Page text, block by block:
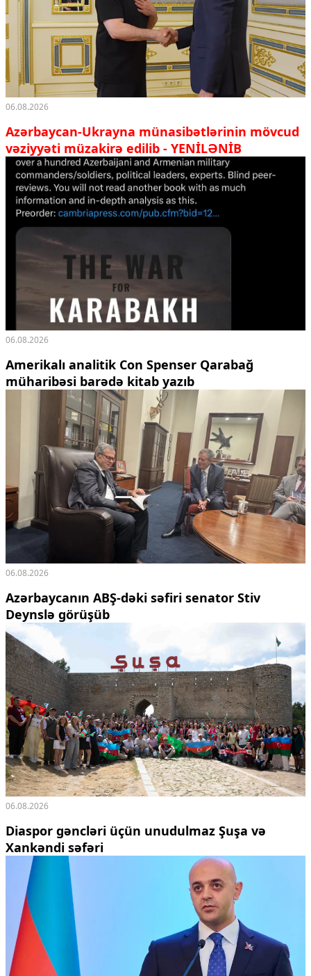
06.08.2026
Azərbaycan-Ukrayna münasibətlərinin mövcud
vəziyyəti müzakirə edilib - YENİLƏNİB
06.08.2026
Amerikalı analitik Con Spenser Qarabağ
müharibəsi barədə kitab yazıb
06.08.2026
Azərbaycanın ABŞ-dəki səfiri senator Stiv
Deynslə görüşüb
06.08.2026
Diaspor gəncləri üçün unudulmaz Şuşa və
Xankəndi səfəri